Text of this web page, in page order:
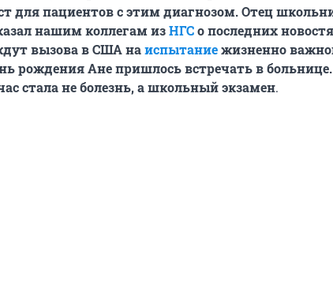
для пациентов с этим диагнозом. Отец
нашим коллегам изНГСо последних
вызова в США наиспытаниежизненно
рождения Ане пришлось встречать в
стала не болезнь, а школьный экзамен.